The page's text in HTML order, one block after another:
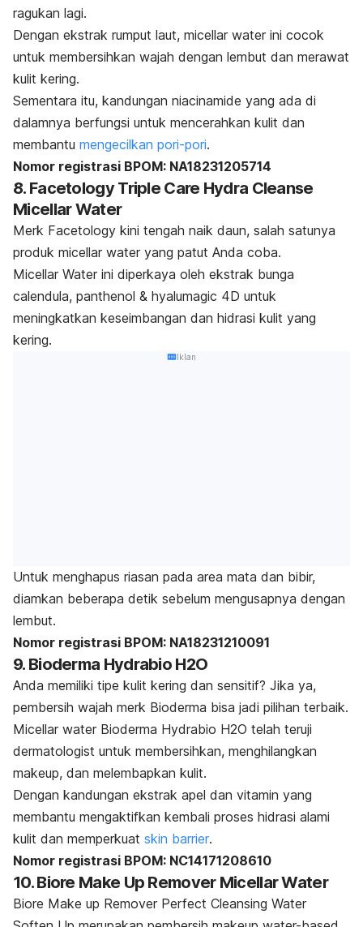
ragukan lagi.
Dengan ekstrak rumput laut, micellar water ini cocok
untuk membersihkan wajah dengan lembut dan merawat
kulit kering.
Sementara itu, kandungan niacinamide yang ada di
dalamnya berfungsi untuk mencerahkan kulit dan
membantu mengecilkan pori-pori.
Nomor registrasi BPOM: NA18231205714
8. Facetology Triple Care Hydra Cleanse
Micellar Water
Merk Facetology kini tengah naik daun, salah satunya
produk micellar water yang patut Anda coba.
Micellar Water ini diperkaya oleh ekstrak bunga
calendula, panthenol & hyalumagic 4D untuk
meningkatkan keseimbangan dan hidrasi kulit yang
kering.
Iklan
Untuk menghapus riasan pada area mata dan bibir,
diamkan beberapa detik sebelum mengusapnya dengan
lembut.
Nomor registrasi BPOM: NA18231210091
9. Bioderma Hydrabio H2O
Anda memiliki tipe kulit kering dan sensitif? Jika ya,
pembersih wajah merk Bioderma bisa jadi pilihan terbaik.
Micellar water Bioderma Hydrabio H2O telah teruji
dermatologist untuk membersihkan, menghilangkan
makeup, dan melembapkan kulit.
Dengan kandungan ekstrak apel dan vitamin yang
membantu mengaktifkan kembali proses hidrasi alami
kulit dan memperkuat skin barrier.
Nomor registrasi BPOM: NC14171208610
10. Biore Make Up Remover Micellar Water
Biore Make up Remover Perfect Cleansing Water